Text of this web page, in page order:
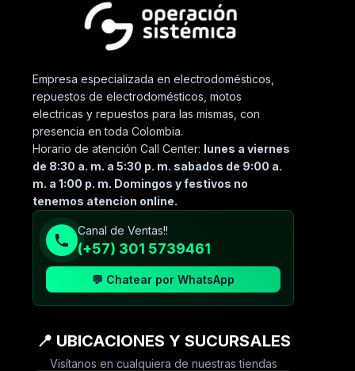
Empresa especializada en electrodomésticos,
repuestos de electrodomésticos, motos
electricas y repuestos para las mismas, con
presencia en toda Colombia.
Horario de atención Call Center: lunes a viernes
de 8:30 a. m. a 5:30 p. m. sabados de 9:00 a.
m. a 1:00 p. m. Domingos y festivos no
tenemos atencion online.
Canal de Ventas!!
(+57) 301 5739461
💬 Chatear por WhatsApp
📍 UBICACIONES Y SUCURSALES
Visítanos en cualquiera de nuestras tiendas